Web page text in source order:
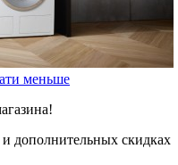
меньше
дополнительных скидках